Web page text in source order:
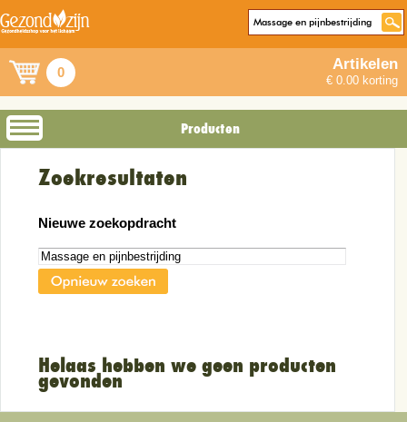
0 Artikelen
€ 0.00 korting
Producten
Zoekresultaten
Nieuwe zoekopdracht
Helaas hebben we geen producten
gevonden